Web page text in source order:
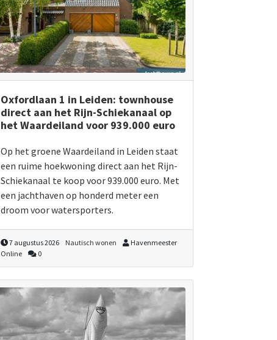
Oxfordlaan 1 in Leiden: townhouse
direct aan het Rijn-Schiekanaal op
het Waardeiland voor 939.000 euro
Op het groene Waardeiland in Leiden staat
een ruime hoekwoning direct aan het Rijn-
Schiekanaal te koop voor 939.000 euro. Met
een jachthaven op honderd meter een
droom voor watersporters.
7 augustus 2026 Nautisch wonen
Havenmeester
Online
0